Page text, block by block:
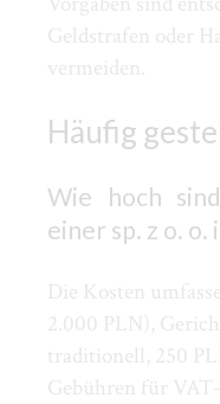
Geldstrafen oder
vermeiden.
Häufig
Wie hoch
einer sp. z o. o.
Die Kosten
2.000 PLN),
traditionell, 250
Gebühren für